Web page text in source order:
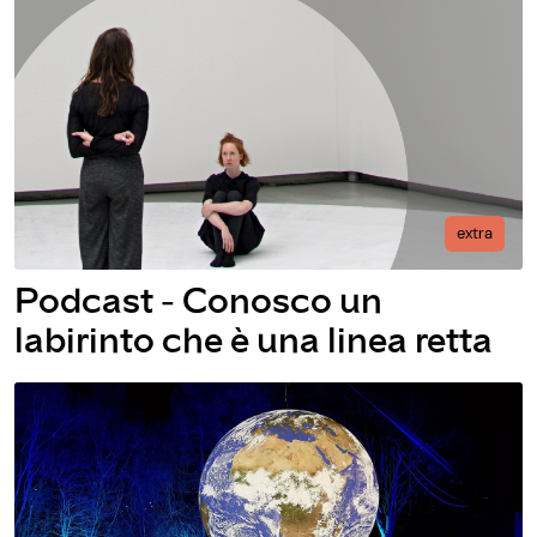
extra
Podcast - Conosco un
labirinto che è una linea retta